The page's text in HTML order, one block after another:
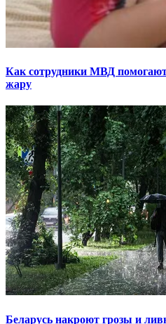
Как сотрудники МВД
жару
Беларусь накроют грозы и